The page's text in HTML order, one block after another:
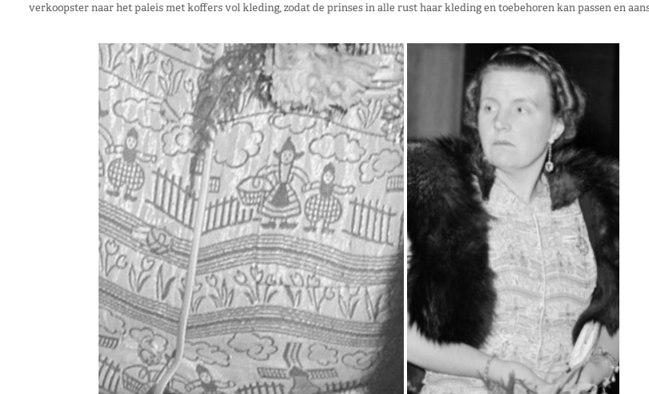
verkoopster naar het paleis met koffers vol kleding, zodat de prinses in alle rust haar kleding en toebehoren kan passen en